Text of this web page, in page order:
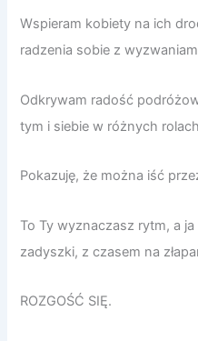
Wspieram kobiety na ich
radzenia sobie z
Odkrywam radość
tym i siebie w różnych
Pokazuję, że można iść
To Ty wyznaczasz rytm, a
zadyszki, z czasem na
ROZGOŚĆ SIĘ.